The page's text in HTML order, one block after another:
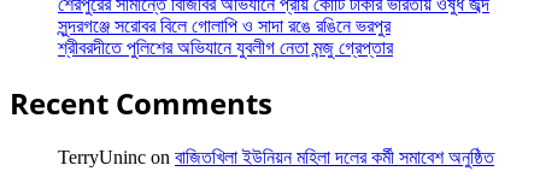
শেরপুরের সীমান্তে বিজিবির অভিযানে প্রায় কোটি টাকার ভারতীয় ওষুধ জব্দ
সুন্দরগঞ্জে সরোবর বিলে গোলাপি ও সাদা রঙে রঙিনে ভরপুর
শ্রীবরদীতে পুলিশের অভিযানে যুবলীগ নেতা মন্জু গ্রেপ্তার
Recent Comments
TerryUninc on বাজিতখিলা ইউনিয়ন মহিলা দলের কর্মী সমাবেশ অনুষ্ঠিত